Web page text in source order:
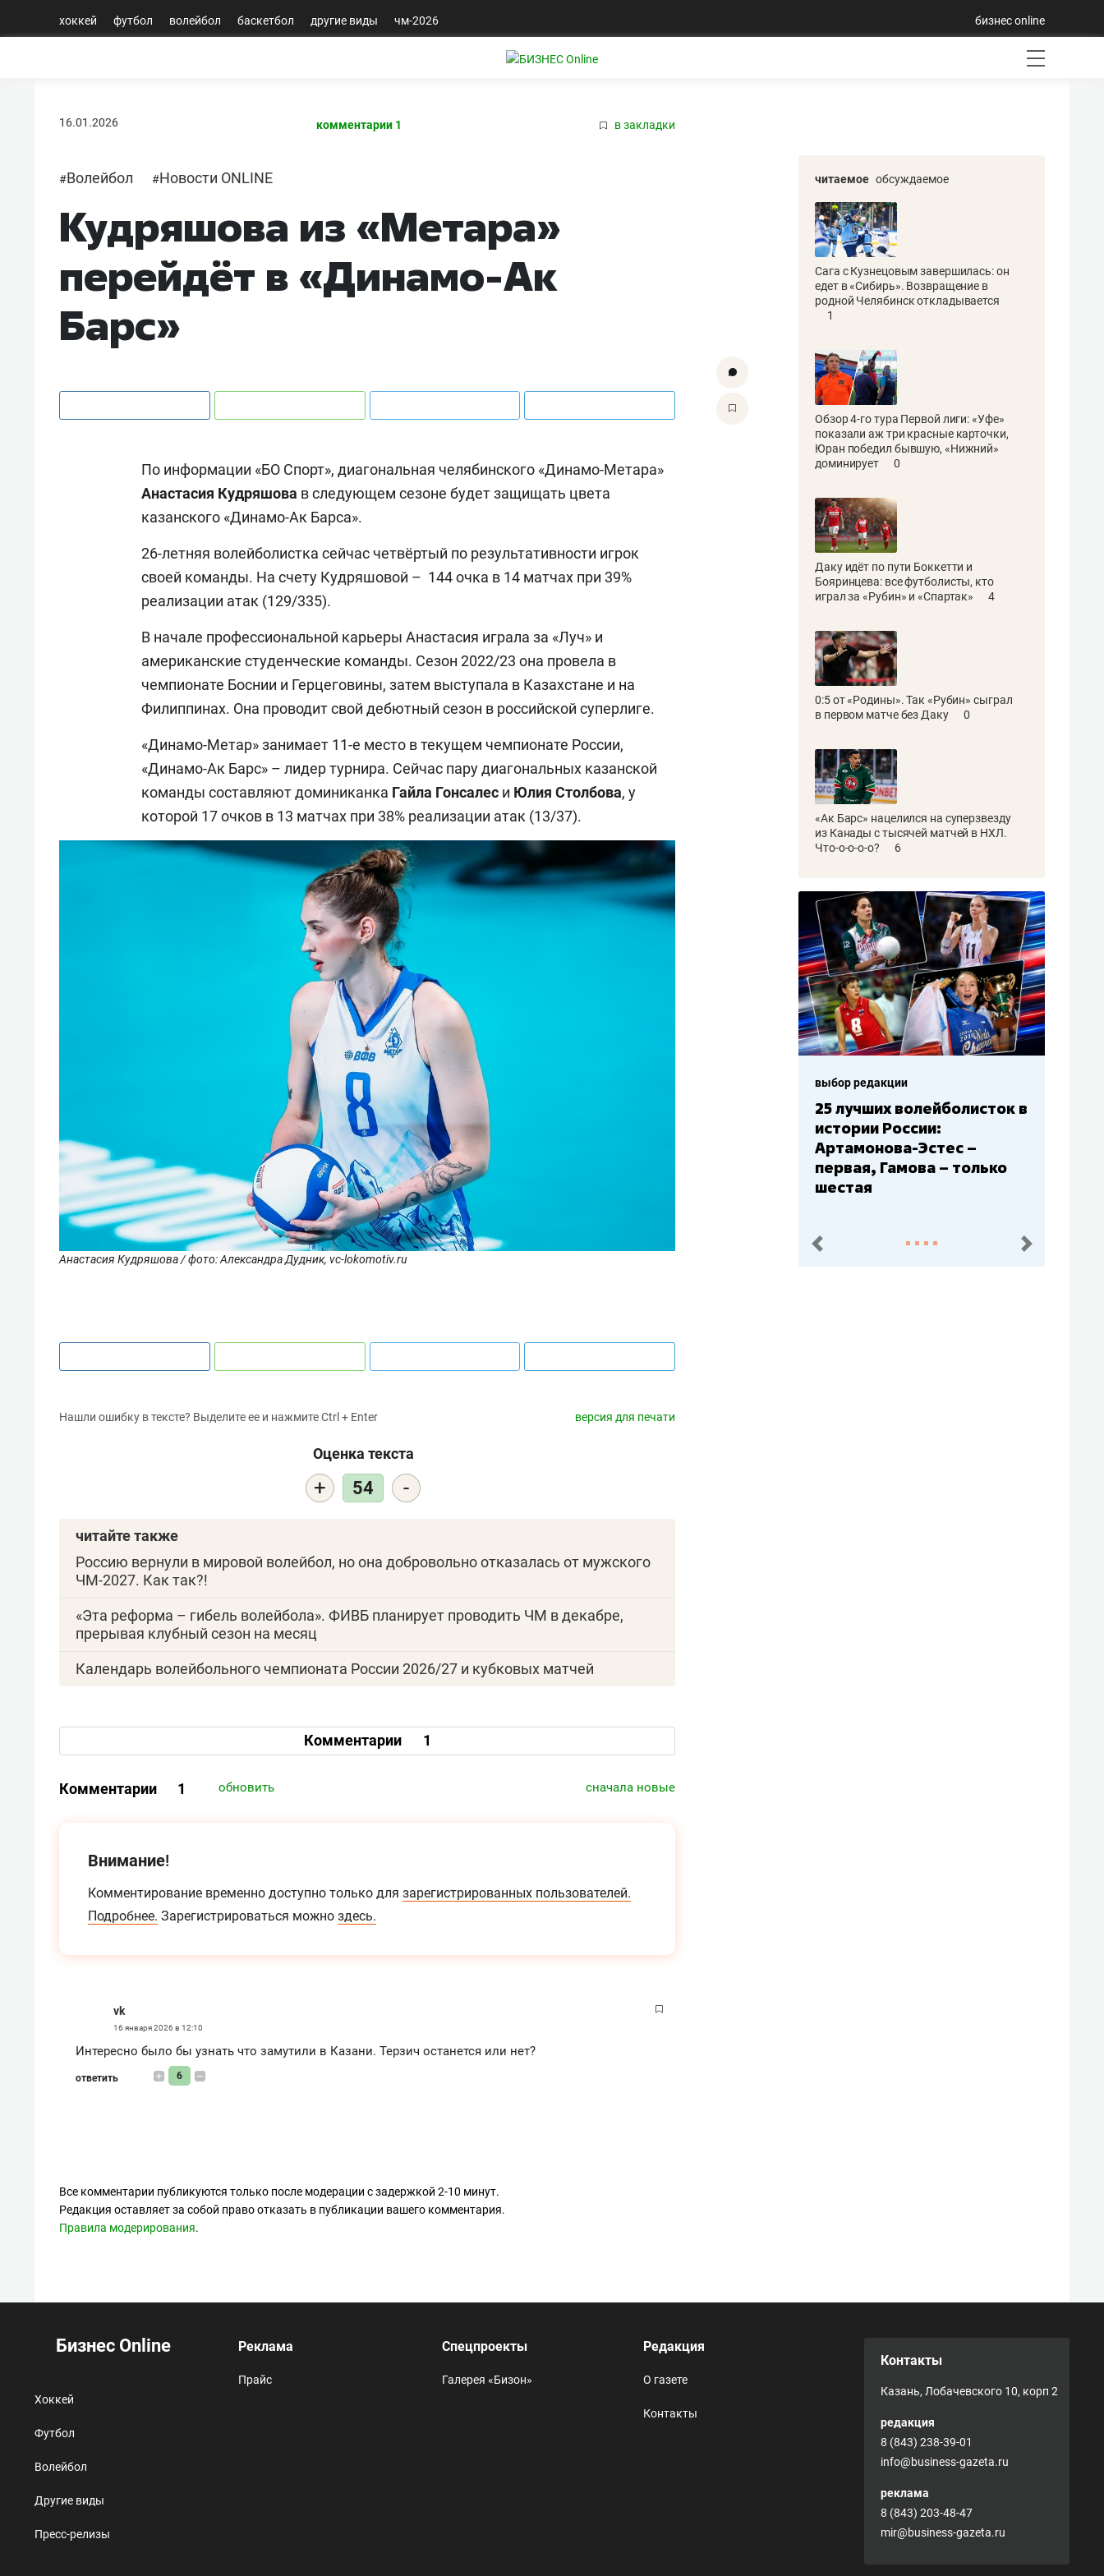
хоккей футбол волейбол баскетбол другие виды чм-2026 бизнес online
16.01.2026 комментарии 1 в закладки
#Волейбол #Новости ONLINE
Кудряшова из «Метара»
перейдёт в «Динамо-Ак
Барс»
По информации «БО Спорт», диагональная челябинского «Динамо-Метара»
Анастасия Кудряшова в следующем сезоне будет защищать цвета
казанского «Динамо-Ак Барса».
26-летняя волейболистка сейчас четвёртый по результативности игрок
своей команды. На счету Кудряшовой – 144 очка в 14 матчах при 39%
реализации атак (129/335).
В начале профессиональной карьеры Анастасия играла за «Луч» и
американские студенческие команды. Сезон 2022/23 она провела в
чемпионате Боснии и Герцеговины, затем выступала в Казахстане и на
Филиппинах. Она проводит свой дебютный сезон в российской суперлиге.
«Динамо-Метар» занимает 11-е место в текущем чемпионате России,
«Динамо-Ак Барс» – лидер турнира. Сейчас пару диагональных казанской
команды составляют доминиканка Гайла Гонсалес и Юлия Столбова, у
которой 17 очков в 13 матчах при 38% реализации атак (13/37).
Анастасия Кудряшова / фото: Александра Дудник, vc-lokomotiv.ru
Нашли ошибку в тексте? Выделите ее и нажмите Ctrl + Enter версия для печати
Оценка текста
+ 54 -
читайте также
Россию вернули в мировой волейбол, но она добровольно отказалась от мужского
ЧМ-2027. Как так?!
«Эта реформа – гибель волейбола». ФИВБ планирует проводить ЧМ в декабре,
прерывая клубный сезон на месяц
Календарь волейбольного чемпионата России 2026/27 и кубковых матчей
Комментарии 1
Комментарии 1 обновить сначала новые
Внимание!
Комментирование временно доступно только для зарегистрированных пользователей.
Подробнее. Зарегистрироваться можно здесь.
vk
16 января 2026 в 12:10
Интересно было бы узнать что замутили в Казани. Терзич останется или нет?
ответить 6
Все комментарии публикуются только после модерации с задержкой 2-10 минут.
Редакция оставляет за собой право отказать в публикации вашего комментария.
Правила модерирования.
читаемое обсуждаемое
Сага с Кузнецовым завершилась: он
едет в «Сибирь». Возвращение в
родной Челябинск откладывается
1
Обзор 4-го тура Первой лиги: «Уфе»
показали аж три красные карточки,
Юран победил бывшую, «Нижний»
доминирует
0
Даку идёт по пути Боккетти и
Бояринцева: все футболисты, кто
играл за «Рубин» и «Спартак»
4
0:5 от «Родины». Так «Рубин» сыграл
в первом матче без Даку
0
«Ак Барс» нацелился на суперзвезду
из Канады с тысячей матчей в НХЛ.
Что-о-о-о-о?
6
выбор редакции
Бюджеты клубов КХЛ: СКА
– главный мажор, «Ак
Барс» – второй, «Салават
Юлаев» – середняк
пред. след.
Бизнес Online
Хоккей
Футбол
Волейбол
Другие виды
Пресс-релизы
Реклама
Прайс
Спецпроекты
Галерея «Бизон»
Редакция
О газете
Контакты
Контакты
Казань, Лобачевского 10, корп 2
редакция
8 (843) 238-39-01
info@business-gazeta.ru
реклама
8 (843) 203-48-47
mir@business-gazeta.ru